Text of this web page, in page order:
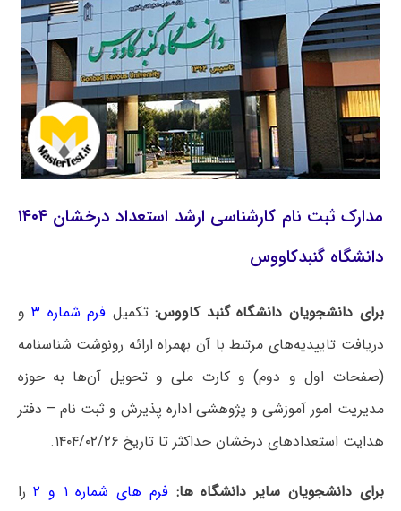
مدارک ثبت نام کارشناسی ارشد استعداد درخشان ۱۴۰۴
دانشگاه گنبدکاووس
برای دانشجویان دانشگاه گنبد کاووس:تکمیل فرم شماره ۳
و
دریافت تاییدیه‌های مرتبط با آن بهمراه ارائه رونوشت شناسنامه
(صفحات اول و دوم) و کارت ملی و تحویل آن‌ها به حوزه
مدیریت امور آموزشی و پژوهشی اداره پذیرش و ثبت نام – دفتر
هدایت استعدادهای درخشان حداکثر تا تاریخ ۱۴۰۴/۰۲/۲۶.
برای دانشجویان سایر دانشگاه ها:فرم‌ های شماره‌ ۱ و ۲
را